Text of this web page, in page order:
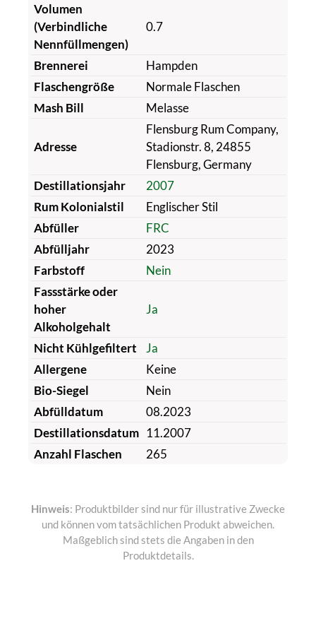
Volumen
(Verbindliche
Nennfüllmengen)
0.7
Brennerei
Hampden
Flaschengröße
Normale Flaschen
Mash Bill
Melasse
Adresse
Flensburg Rum Company,
Stadionstr. 8, 24855
Flensburg, Germany
Destillationsjahr
2007
Rum Kolonialstil
Englischer Stil
Abfüller
FRC
Abfülljahr
2023
Farbstoff
Nein
Fassstärke oder
hoher
Alkoholgehalt
Ja
Nicht Kühlgefiltert
Ja
Allergene
Keine
Bio-Siegel
Nein
Abfülldatum
08.2023
Destillationsdatum 11.2007
Anzahl Flaschen
265
Hinweis: Produktbilder sind nur für illustrative Zwecke
und können vom tatsächlichen Produkt abweichen.
Maßgeblich sind stets die Angaben in den
Produktdetails.